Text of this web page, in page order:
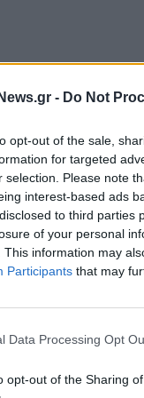
- Do Not
opt-out of the sale,
for targeted
selection. Please note
interest-based ads
to third parties
of your personal
This information may
Participants that may
Data Processing Opt
opt-out of the Sharing
υπέρ του νόμου.
είναι
πότε
στη Ρωσία,